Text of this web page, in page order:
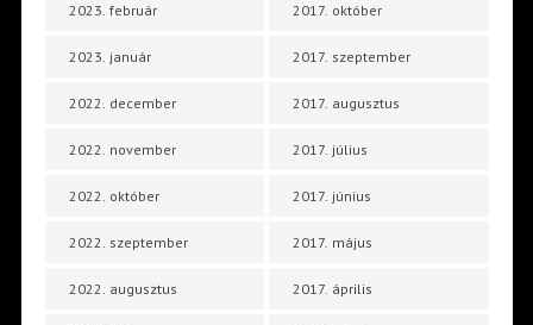
2023. február
2023. január
2022. december
2022. november
2022. október
2022. szeptember
2022. augusztus
2017. október
2017. szeptember
2017. augusztus
2017. július
2017. június
2017. május
2017. április